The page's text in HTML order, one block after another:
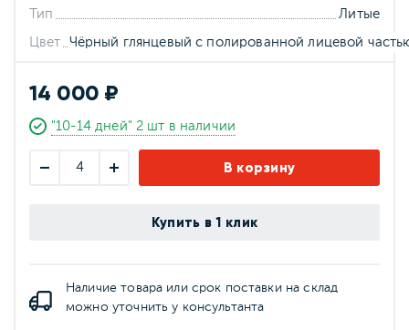
Тип Литые
Цвет Чёрный глянцевый с полированной лицевой
14 000 ₽
"10-14 дней" 2 шт в наличии
В корзину
Купить в 1 клик
Наличие товара или срок поставки на склад
можно уточнить у консультанта